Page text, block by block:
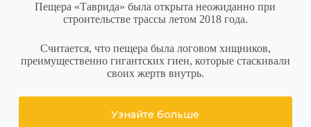
Пещера «Таврида» была открыта неожиданно при
строительстве трассы летом 2018 года.
Считается, что пещера была логовом хищников,
преимущественно гигантских гиен, которые стаскивали
своих жертв внутрь.
Узнайте больше